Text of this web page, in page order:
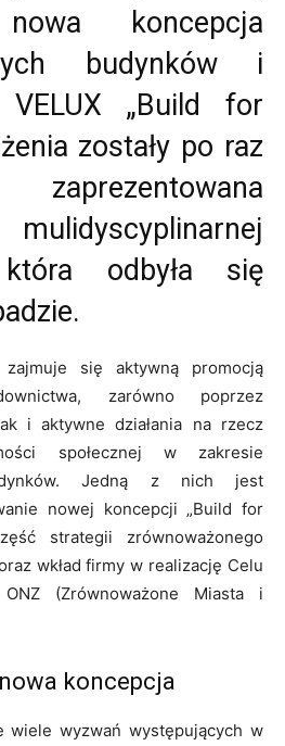
koncepcja
budynków i
VELUX „Build for
zostały po raz
która odbyła się
się aktywną promocją
zarówno poprzez
i aktywne działania na rzecz
społecznej w zakresie
Jedną z nich jest
nowej koncepcji „Build for
strategii zrównoważonego
wkład firmy w realizację Celu
(Zrównoważone Miasta i
koncepcja
wiele wyzwań występujących w